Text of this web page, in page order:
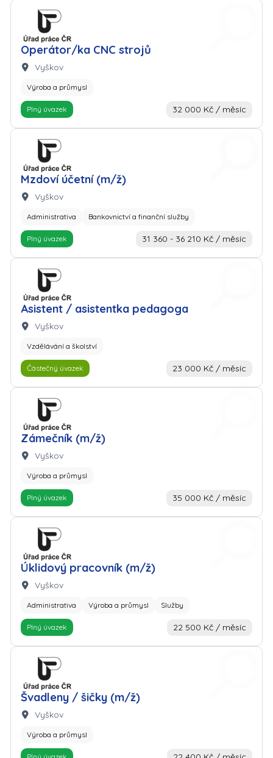
Operátor/ka CNC strojů
Zaměstnavatel: Úřad práce
Lokalita:
Vyškov
Výroba a průmysl
Plný úvazek 32 000 Kč / měsíc
Mzdoví účetní (m/ž)
Zaměstnavatel: Úřad práce
Lokalita:
Vyškov
Administrativa Bankovnictví a finanční služby
Plný úvazek 31 360 - 36 210 Kč / měsíc
Asistent / asistentka pedagoga
Zaměstnavatel: Úřad práce
Lokalita:
Vyškov
Vzdělávání a školství
Částečný úvazek 23 000 Kč / měsíc
Zámečník (m/ž)
Zaměstnavatel: Úřad práce
Lokalita:
Vyškov
Výroba a průmysl
Plný úvazek 35 000 Kč / měsíc
Úklidový pracovník (m/ž)
Zaměstnavatel: Úřad práce
Lokalita:
Vyškov
Administrativa Výroba a průmysl Služby
Plný úvazek 22 500 Kč / měsíc
Švadleny / šičky (m/ž)
Zaměstnavatel: Úřad práce
Lokalita:
Vyškov
Výroba a průmysl